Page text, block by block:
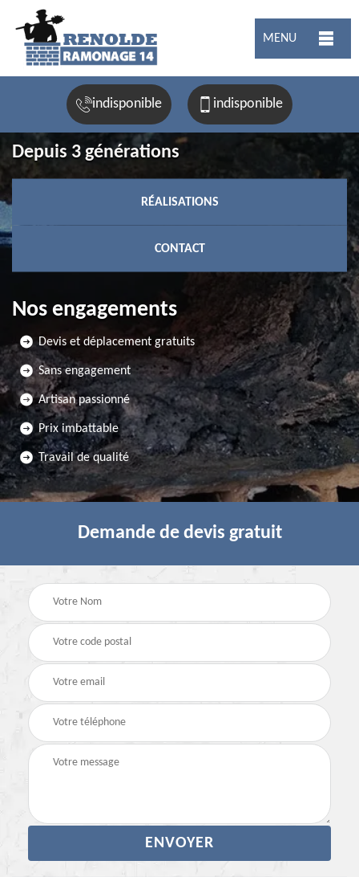
MENU
indisponible indisponible
Depuis 3 générations
RÉALISATIONS
CONTACT
Nos engagements
Devis et déplacement gratuits
Sans engagement
Artisan passionné
Prix imbattable
Travail de qualité
Demande de devis gratuit